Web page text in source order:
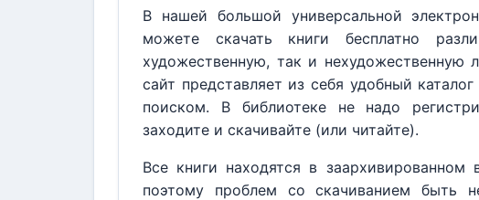
В нашей большой универсальной
можете скачать книги бесплатно
художественную, так и нехудожественную
сайт представляет из себя удобный
поиском. В библиотеке не надо
заходите и скачивайте (или читайте).
Все книги находятся в заархивированном
поэтому проблем со скачиванием быть